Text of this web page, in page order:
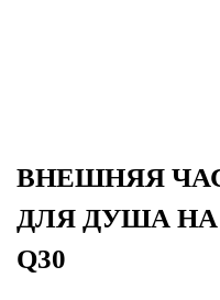
ВНЕШНЯЯ
ДЛЯ ДУША НА
Q30